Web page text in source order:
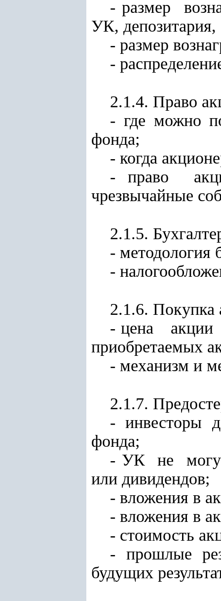
- размер
УК, депозитария,
- размер
-
2.1.4. Право
- где можно
фонда;
- когда
- право
чрезвычайные
2.1.5.
- методология
-
2.1.6. Покупка
- цена
приобретаемых
- механизм и
2.1.7.
- инвесторы
фонда;
- УК не
или дивидендов;
- вложения в
- вложения в
- стоимость
- прошлые
будущих